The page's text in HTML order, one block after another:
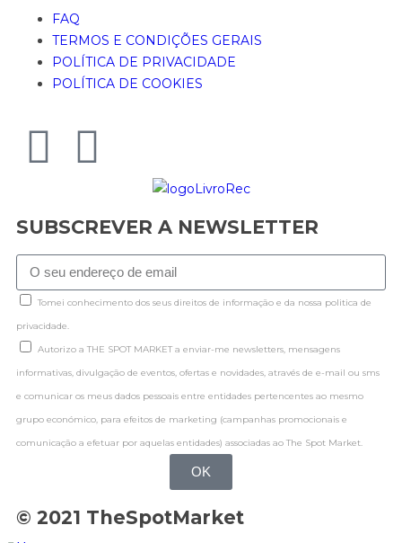
FAQ
TERMOS E CONDIÇÕES GERAIS
POLÍTICA DE PRIVACIDADE
POLÍTICA DE COOKIES
SUBSCREVER A NEWSLETTER
Tomei conhecimento dos seus direitos de informação e da nossa politica de
privacidade.
Autorizo a THE SPOT MARKET a enviar-me newsletters, mensagens
informativas, divulgação de eventos, ofertas e novidades, através de e-mail ou sms
e comunicar os meus dados pessoais entre entidades pertencentes ao mesmo
grupo económico, para efeitos de marketing (campanhas promocionais e
comunicação a efetuar por aquelas entidades) associadas ao The Spot Market.
OK
© 2021 TheSpotMarket